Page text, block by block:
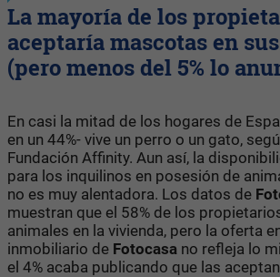
La mayoría de los
aceptaría mascotas en
(pero menos del 5% lo
En casi la mitad de los hogares de
en un 44%- vive un perro o un gato,
Fundación Affinity. Aun así, la
para los inquilinos en posesión de
no es muy alentadora. Los datos de
muestran que el 58% de los
animales en la vivienda, pero la oferta
inmobiliario de Fotocasa no refleja lo
el 4% acaba publicando que las